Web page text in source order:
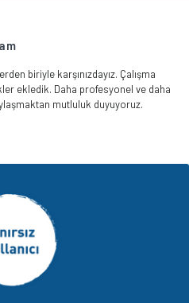
biriyle karşınızdayız. Çalışma
ekledik. Daha profesyonel ve daha
mutluluk duyuyoruz.